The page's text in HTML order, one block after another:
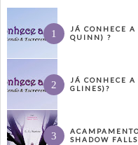
JÁ CONHECE
QUINN) ?
JÁ CONHECE
GLINES)?
SHADOW